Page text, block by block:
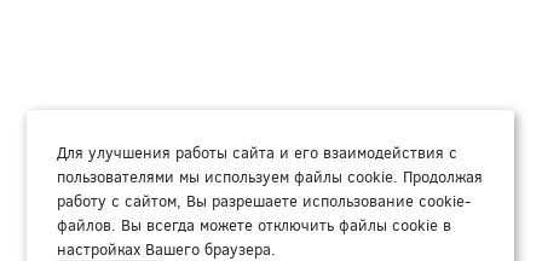
Для улучшения работы сайта и его взаимодействия с
пользователями мы используем файлы cookie. Продолжая
работу с сайтом, Вы разрешаете использование cookie-
файлов. Вы всегда можете отключить файлы cookie в
настройках Вашего браузера.